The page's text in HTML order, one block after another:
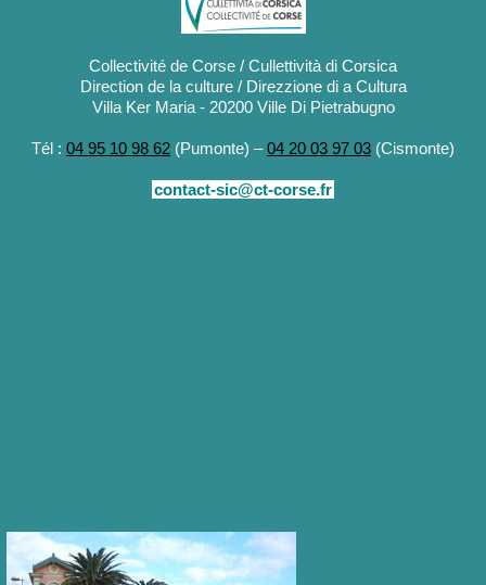
Collectivité de Corse / Cullettività di Corsica
Direction de la culture / Direzzione di a Cultura
Villa Ker Maria - 20200 Ville Di Pietrabugno
Tél : 04 95 10 98 62 (Pumonte) –04 20 03 97 03 (Cismonte)
contact-sic@ct-corse.fr